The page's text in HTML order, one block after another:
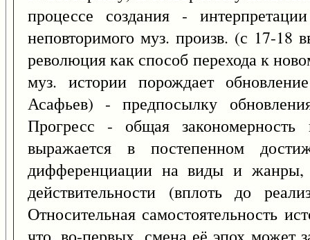
процессе создания -
неповторимого муз. произв. (с 17-18
революция как способ перехода к
муз. истории порождает
Асафьев) - предпосылку
Прогресс - общая
выражается в постепенном
дифференциации на виды и жанры,
действительности (вплоть до
Относительная самостоятельность